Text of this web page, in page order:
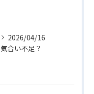
2026/04/16
気合い不足？